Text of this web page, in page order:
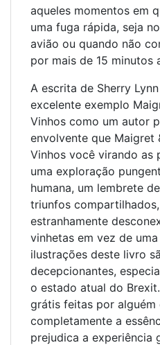
aqueles momentos em
uma fuga rápida, seja
avião ou quando não
por mais de 15 minutos
A escrita de Sherry
excelente exemplo
Vinhos como um autor
envolvente que Maigret
Vinhos você virando as
uma exploração
humana, um lembrete
triunfos
estranhamente
vinhetas em vez de
ilustrações deste livro
decepcionantes,
o estado atual do
grátis feitas por alguém
completamente a
prejudica a experiência